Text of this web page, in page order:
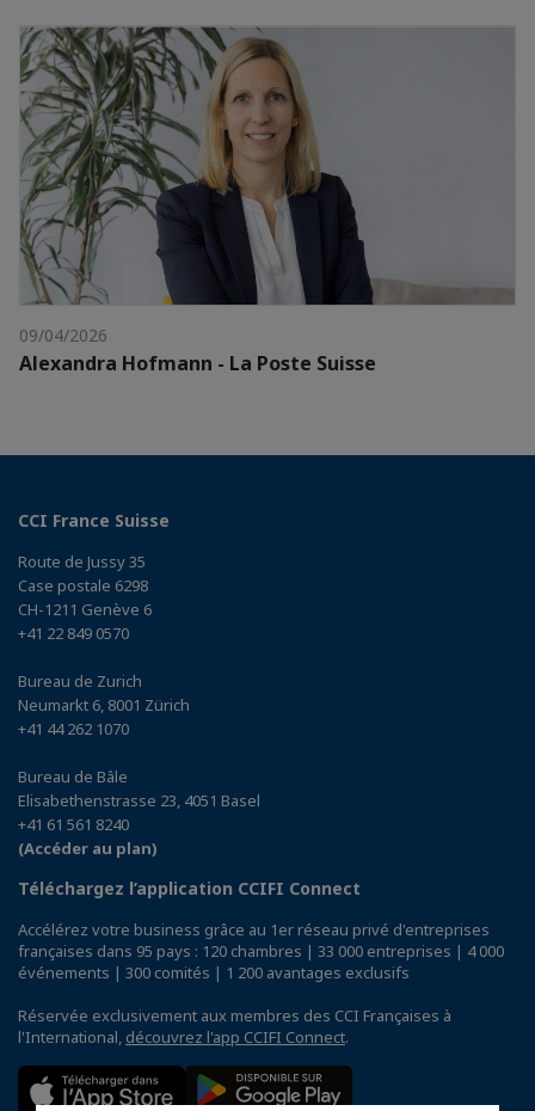
09/04/2026
Alexandra Hofmann - La Poste Suisse
CCI France Suisse
Route de Jussy 35
Case postale 6298
CH-1211 Genève 6
+41 22 849 0570
Bureau de Zurich
Neumarkt 6, 8001 Zürich
+41 44 262 1070
Bureau de Bâle
Elisabethenstrasse 23, 4051 Basel
+41 61 561 8240
(Accéder au plan)
Téléchargez l’application CCIFI Connect
Accélérez votre business grâce au 1er réseau privé d'entreprises
françaises dans 95 pays : 120 chambres | 33 000 entreprises | 4 000
événements | 300 comités | 1 200 avantages exclusifs
Réservée exclusivement aux membres des CCI Françaises à
l'International, découvrez l'app CCIFI Connect.